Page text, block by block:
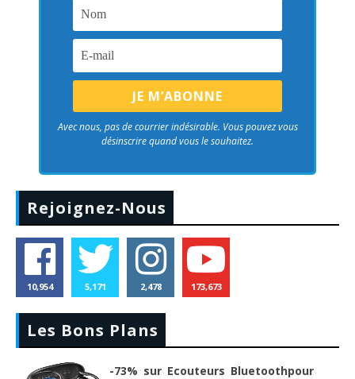
Avec nous, pas de courrier indésirable. Vous pouvez vous
désinscrire quand vous le souhaitez.
Rejoignez-Nous
10,954 5,171 2,478 173,673
Les Bons Plans
-73% sur Ecouteurs Bluetoothpour